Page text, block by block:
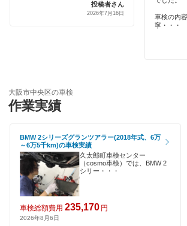
大阪市西区
大阪市西成区
大阪市西淀川区
大阪市東住吉区
大阪市東成区
大阪市東淀川区
ハイブリッド車OK
120分以内の車検
1日車検
夜間受付
整備保証
キグナス車検
上原B-cle車検
ホリデー車検
マッハ車検
出光興産「らくらく安心車検」
投稿者さん
2026年7月16日
車検の内
寧・・・
大阪市中央区の車検
作業実績
BMW 2シリーズグランツアラー(2018年式、6万
～6万5千km)の車検実績
久太郎町車検センター
（cosmo車検）では、BMW 2
シリー・・・
車検総額費用 235,170 円
2026年8月6日